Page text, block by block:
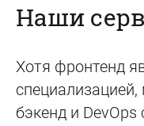
Наши
Хотя фронтенд
бэкенд и